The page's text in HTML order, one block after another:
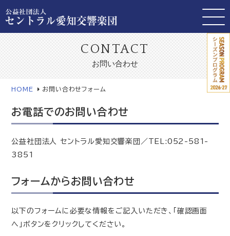
CONTACT
お問い合わせ
HOME お問い合わせフォーム
お電話でのお問い合わせ
公益社団法人 セントラル愛知交響楽団／TEL:052-581-
3851
フォームからお問い合わせ
以下のフォームに必要な情報をご記入いただき、「確認画面
へ」ボタンをクリックしてください。